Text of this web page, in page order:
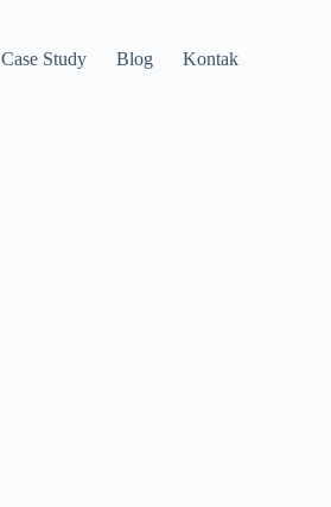
Case Study Blog Kontak